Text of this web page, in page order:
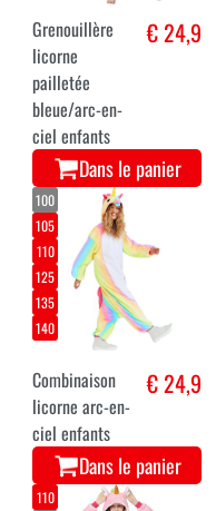
Grenouillère
licorne
pailletée
bleue/arc-en-
ciel enfants
€ 24,9
Dans le panier
100
105
110
125
135
140
Combinaison
licorne arc-en-
ciel enfants
€ 24,9
Dans le panier
110